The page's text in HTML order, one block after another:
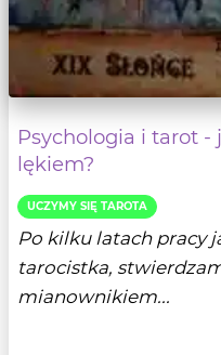
Psychologia i tarot
lękiem?
UCZYMY SIĘ TAROTA
Po kilku latach pracy
tarocistka,
mianownikiem...